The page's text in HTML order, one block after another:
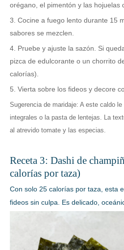
orégano, el pimentón y las hojuelas
3. Cocine a fuego lento durante 15
sabores se mezclen.
4. Pruebe y ajuste la sazón. Si
pizca de edulcorante o un chorrito
calorías).
5. Vierta sobre los fideos y decore
Sugerencia de maridaje: A este caldo
integrales o la pasta de lentejas. La
al atrevido tomate y las especias.
Receta 3: Dashi de
calorías por taza)
Con solo 25 calorías por taza, esta
fideos sin culpa. Es delicado,